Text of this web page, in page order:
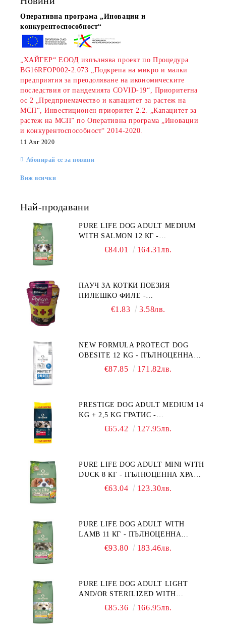
Оперативна програма „Иновации и
конкурентоспособност“
„ХАЙГЕР“ ЕООД изпълнява проект по Процедура
BG16RFOP002-2.073 „Подкрепа на микро и малки
предприятия за преодоляване на икономическите
последствия от пандемията COVID-19“, Приоритетна
ос 2 „Предприемачество и капацитет за растеж на
МСП“, Инвестиционен приоритет 2.2. „Капацитет за
растеж на МСП” по Оперативна програма „Иновации
и конкурентоспособност“ 2014-2020.
11 Авг 2020
Абонирай се за новини
Виж всички
Най-продавани
PURE LIFE DOG ADULT MEDIUM
WITH SALMON 12 КГ -
ПЪЛНОЦЕННА ХРАНА ЗА
БЕЗ ЗЪРНО, БЕЗ ГЛУТЕН.
ПРОИЗВЕДЕНА ВЪВ ФРАНЦИЯ.
€84.01 164.31лв.
ПАУЧ ЗА КОТКИ ПОЕЗИЯ
ПИЛЕШКО ФИЛЕ -
ПРОМОКОМПЛЕКТ 3 БР.
€1.83 3.58лв.
NEW FORMULA PROTECT DOG
OBESITE 12 KG - ПЪЛНОЦЕННА
ДИЕТИЧНА ХРАНА ЗА КУЧЕТА
"РЕГУЛИРАНЕ НА ВНОСА НА
ГЛЮКОЗА (DIABETES MELLITUS)."
€87.85 171.82лв.
PRESTIGE DOG ADULT MEDIUM 14
KG + 2,5 KG ГРАТИС -
ПЪЛНОЦЕННА ХРАНА ЗА
€65.42 127.95лв.
PURE LIFE DOG ADULT MINI WITH
DUCK 8 КГ - ПЪЛНОЦЕННА ХРАНА
ЗА ПОРАСНАЛИ КУЧЕТА ОТ
ГЛУТЕН. ПРОИЗВЕДЕНА ВЪВ
ФРАНЦИЯ.
€63.04 123.30лв.
PURE LIFE DOG ADULT WITH
LAMB 11 КГ - ПЪЛНОЦЕННА
ХРАНА ЗА ПОРАСНАЛИ КУЧЕТА С
НАД 1 ГОДИНА. БЕЗ ЗЪРНО, БЕЗ
ГЛУТЕН. ПРОИЗВЕДЕНА ВЪВ
ФРАНЦИЯ.
€93.80 183.46лв.
PURE LIFE DOG ADULT LIGHT
AND/OR STERILIZED WITH
CHICKEN 12 КГ - ПЪЛНОЦЕННА
€85.36 166.95лв.